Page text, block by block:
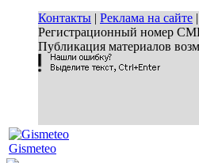
Контакты | Реклама на сайте |
Регистрационный номер
Публикация материалов
Gismeteo